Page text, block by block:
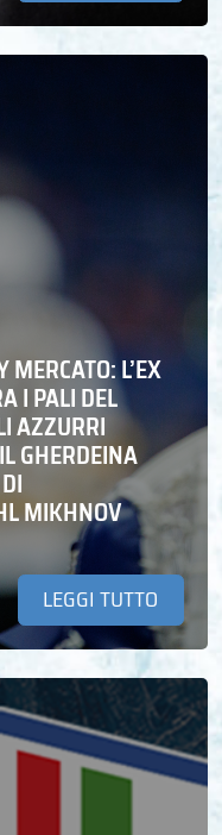
MERCATO: L’EX
I PALI DEL
AZZURRI
GHERDEINA
MIKHNOV
LEGGI TUTTO